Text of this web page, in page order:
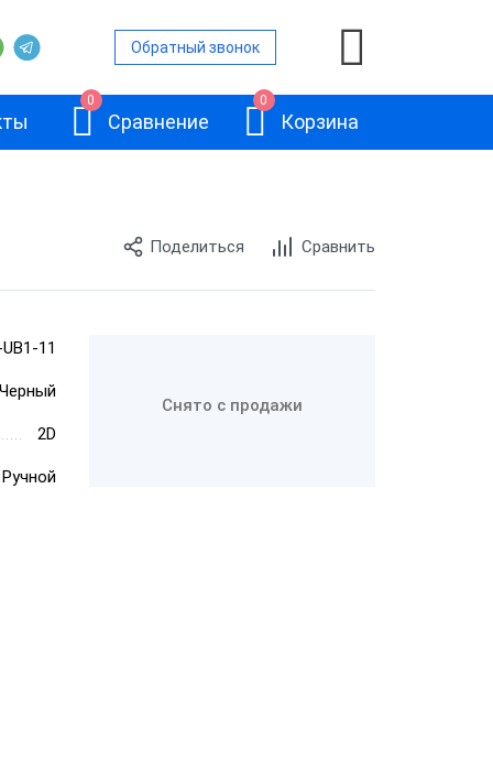
Обратный звонок
0
Сравнение
0
Корзина
сканеры
Поделиться Сравнить
11
Черный
2D
Ручной
Снято с продажи